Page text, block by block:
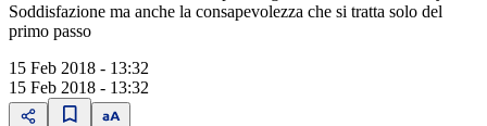
Soddisfazione ma anche la consapevolezza che si tratta solo del
primo passo
15 Feb 2018 - 13:32
15 Feb 2018 - 13:32